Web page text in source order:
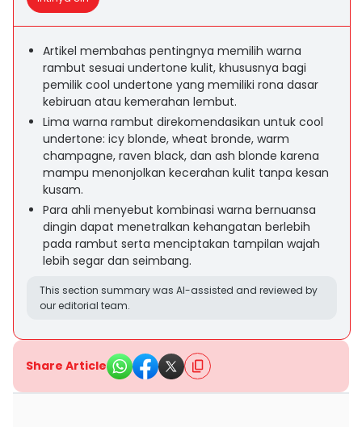
Artikel membahas pentingnya memilih warna
rambut sesuai undertone kulit, khususnya bagi
pemilik cool undertone yang memiliki rona dasar
kebiruan atau kemerahan lembut.
Lima warna rambut direkomendasikan untuk cool
undertone: icy blonde, wheat bronde, warm
champagne, raven black, dan ash blonde karena
mampu menonjolkan kecerahan kulit tanpa kesan
kusam.
Para ahli menyebut kombinasi warna bernuansa
dingin dapat menetralkan kehangatan berlebih
pada rambut serta menciptakan tampilan wajah
lebih segar dan seimbang.
This section summary was AI-assisted and reviewed by
our editorial team.
Share Article